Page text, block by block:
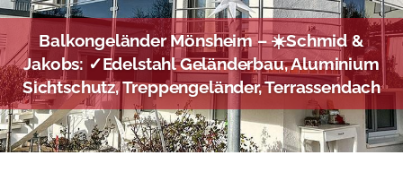
Balkongeländer Mönsheim – ☀️Schmid &
Jakobs: ✓Edelstahl Geländerbau, Aluminium
Sichtschutz, Treppengeländer, Terrassendach